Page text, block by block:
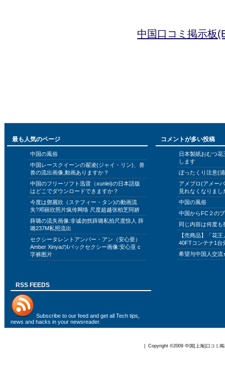
中国口コミ掲示板
最も人気のページ
中国の風俗
中国レースクイーンの翟凌(ジャイ・リン)、兽
兽の流出画像,動画ありますか？
中国のフリーソフト迅雷（xunlei)の日本語版
はどこでダウンロードできますか？
今度は鄧麗欣（ステフィー・タン)の動画流
失?邓丽欣照片疯传网络 尺度超越张柏芝阿娇
薛璐の流失画像:非诚勿扰薛璐私拍尺度惊人 薛
璐237M私照流出
セクシータレントアンバー・アン（安心亜）
Amber XinyaのIバックセクシー画像:安心亚 c
字裤图片
コメントが多い投稿
日本製紙おむつ
します
ぼったくり注意(
アメブロ(アメー
見れなくなりまし
中国の風俗
中国からFC２の
同じ内容は何度
【売商品】「花
40FTコンテナ1台
希望与中国人交
RSS FEEDS
Subscribe to our feed and get all Tech tips,
news and hacks in your newsreader.
| Copyright ©2009 中国[上海]口コミ掲